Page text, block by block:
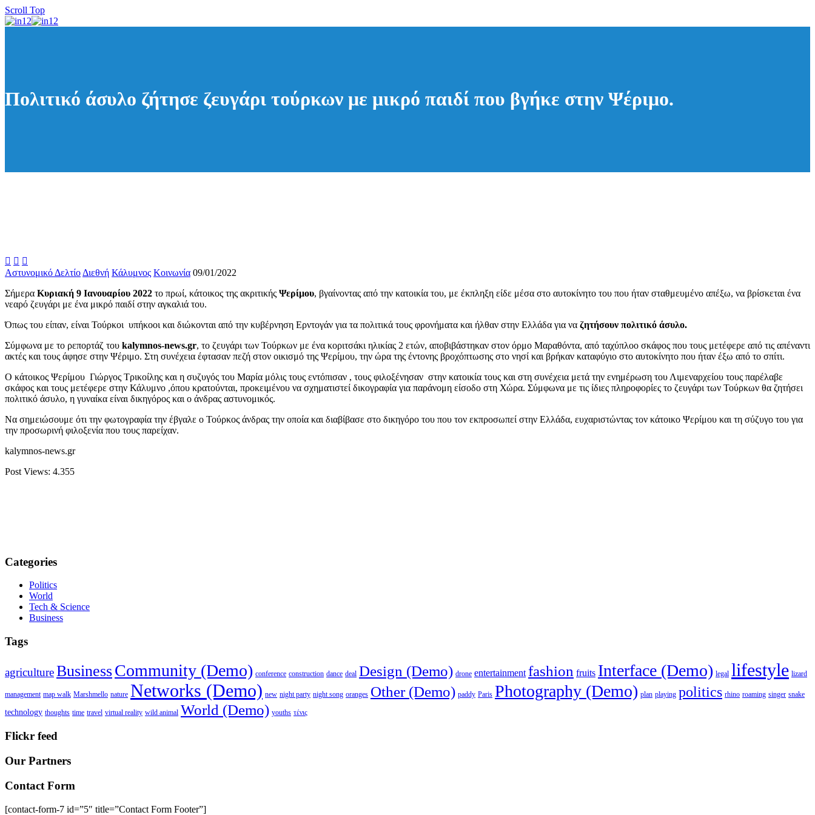
Scroll Top
Πολιτικό άσυλο ζήτησε ζευγάρι τούρκων με μικρό παιδί που βγήκε στην Ψέριμο.
  
Αστυνομικό Δελτίο Διεθνή Κάλυμνος Κοινωνία 09/01/2022
Σήμερα Κυριακή 9 Ιανουαρίου 2022 το πρωί, κάτοικος της ακριτικής Ψερίμου, βγαίνοντας από την κατοικία του, με έκπληξη είδε μέσα στο αυτοκίνητο του που ήταν σταθμευμένο απέξω, να βρίσκεται ένα
νεαρό ζευγάρι με ένα μικρό παιδί στην αγκαλιά του.
Όπως του είπαν, είναι Τούρκοι υπήκοοι και διώκονται από την κυβέρνηση Ερντογάν για τα πολιτικά τους φρονήματα και ήλθαν στην Ελλάδα για να ζητήσουν πολιτικό άσυλο.
Σύμφωνα με το ρεπορτάζ του kalymnos-news.gr, το ζευγάρι των Τούρκων με ένα κοριτσάκι ηλικίας 2 ετών, αποβιβάστηκαν στον όρμο Μαραθόντα, από ταχύπλοο σκάφος που τους μετέφερε από τις απέναντι
ακτές και τους άφησε στην Ψέριμο. Στη συνέχεια έφτασαν πεζή στον οικισμό της Ψερίμου, την ώρα της έντονης βροχόπτωσης στο νησί και βρήκαν καταφύγιο στο αυτοκίνητο που ήταν έξω από το σπίτι.
Ο κάτοικος Ψερίμου Γιώργος Τρικοίλης και η συζυγός του Μαρία μόλις τους εντόπισαν , τους φιλοξένησαν στην κατοικία τους και στη συνέχεια μετά την ενημέρωση του Λιμεναρχείου τους παρέλαβε
σκάφος και τους μετέφερε στην Κάλυμνο ,όπου κρατούνται, προκειμένου να σχηματιστεί δικογραφία για παράνομη είσοδο στη Χώρα. Σύμφωνα με τις ίδιες πληροφορίες το ζευγάρι των Τούρκων θα ζητήσει
πολιτικό άσυλο, η γυναίκα είναι δικηγόρος και ο άνδρας αστυνομικός.
Να σημειώσουμε ότι την φωτογραφία την έβγαλε ο Τούρκος άνδρας την οποία και διαβίβασε στο δικηγόρο του που τον εκπροσωπεί στην Ελλάδα, ευχαριστώντας τον κάτοικο Ψερίμου και τη σύζυγο του για
την προσωρινή φιλοξενία που τους παρείχαν.
kalymnos-news.gr
Post Views: 4.355
Categories
Politics
World
Tech & Science
Business
Tags
agricultureBusinessCommunity (Demo) conference construction dance deal Design (Demo) drone entertainment fashion fruits Interface (Demo) legal lifestyle lizard
management map walk Marshmello nature Networks (Demo) new night party night song oranges Other (Demo) paddy Paris Photography (Demo) plan playing politics rhino roaming singer snake
technology thoughts time travel virtual reality wild animal World (Demo) youths τένις
Flickr feed
Our Partners
Contact Form
[contact-form-7 id=”5″ title=”Contact Form Footer”]